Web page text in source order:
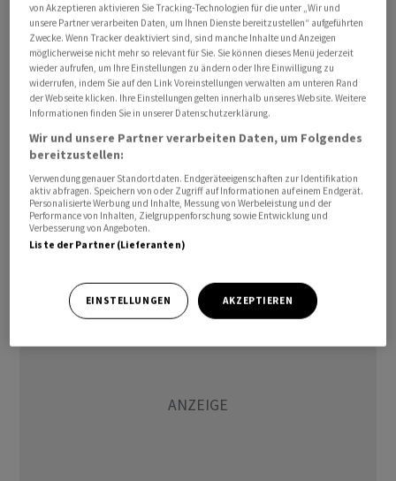
Am Markt wurde nach dem Stillhalten der US-
Notenbank Fed am Vorabend auf eine Zinserhöhung in
den USA im weiteren Verlauf des Jahres spekuliert. Dies
sorgte beim Dollar für Auftrieb, während andere
Währungen wie Franken und Euro unter Druck gerieten.
Die US-Notenbank hatte den Leitzins am Vorabend
Währungshüter erhöhten aber ihre Inflationsprognose
für das laufende Jahr deutlich. Darüber hinaus hatte
der neue Notenbankchef Kevin Warsh die Bedeutung
von Akzeptieren aktivieren Sie Tracking-Technologien für die unter „Wir und
unsere Partner verarbeiten Daten, um Ihnen Dienste bereitzustellen“ aufgeführten
Zwecke. Wenn Tracker deaktiviert sind, sind manche Inhalte und Anzeigen
möglicherweise nicht mehr so relevant für Sie. Sie können dieses Menü jederzeit
wieder aufrufen, um Ihre Einstellungen zu ändern oder Ihre Einwilligung zu
widerrufen, indem Sie auf den Link Voreinstellungen verwalten am unteren Rand
der Webseite klicken. Ihre Einstellungen gelten innerhalb unseres Website. Weitere
Informationen finden Sie in unserer Datenschutzerklärung.
Wir und unsere Partner verarbeiten Daten, um Folgendes
bereitzustellen:
Verwendung genauer Standortdaten. Endgeräteeigenschaften zur Identifikation
aktiv abfragen. Speichern von oder Zugriff auf Informationen auf einem Endgerät.
Personalisierte Werbung und Inhalte, Messung von Werbeleistung und der
Performance von Inhalten, Zielgruppenforschung sowie Entwicklung und
Verbesserung von Angeboten.
Liste der Partner (Lieferanten)
EINSTELLUNGEN AKZEPTIEREN